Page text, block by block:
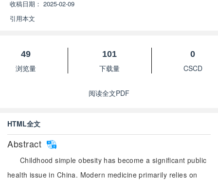
收稿日期： 2025-02-09
引用本文
49
浏览量
101
下载量
0
CSCD
阅读全文PDF
HTML全文
Abstract
Childhood simple obesity has become a significant public
health issue in China. Modern medicine primarily relies on